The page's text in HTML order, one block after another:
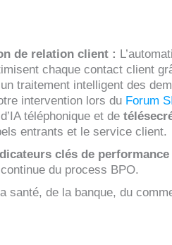
de relation client :
chaque contact client
traitement intelligent des
intervention lors du Forum
téléphonique et de
entrants et le service client.
clés de performance
du process BPO.
santé, de la banque, du